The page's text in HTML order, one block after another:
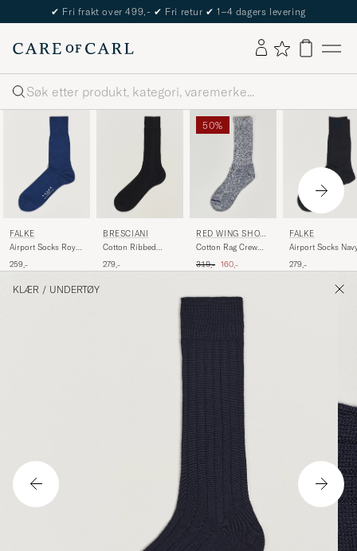
✔ Fri frakt over 499,- ✔ Fri retur ✔ 1–4 dagers levering
Søk
FALKE
Airport Socks Royal
259,-
BRESCIANI
Cotton Ribbed
279,-
50%
RED WING SHOE
S
Cotton Rag Crew
Ordinær pris
319,- Nedsatt pris
160,-
FALKE
Airport Socks
279,-
KLÆR / UNDERTØY